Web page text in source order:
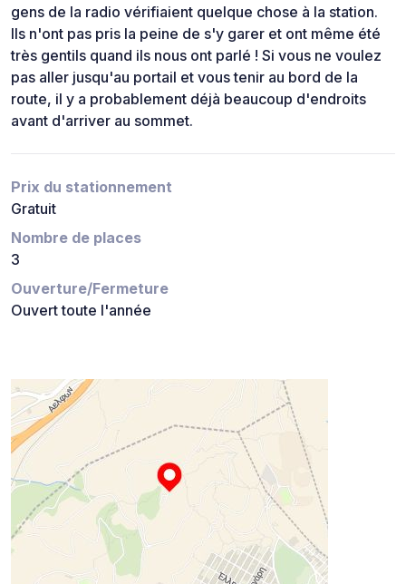
gens de la radio vérifiaient quelque chose à la station.
Ils n'ont pas pris la peine de s'y garer et ont même été
très gentils quand ils nous ont parlé ! Si vous ne voulez
pas aller jusqu'au portail et vous tenir au bord de la
route, il y a probablement déjà beaucoup d'endroits
avant d'arriver au sommet.
Prix du stationnement
Gratuit
Nombre de places
3
Ouverture/Fermeture
Ouvert toute l'année